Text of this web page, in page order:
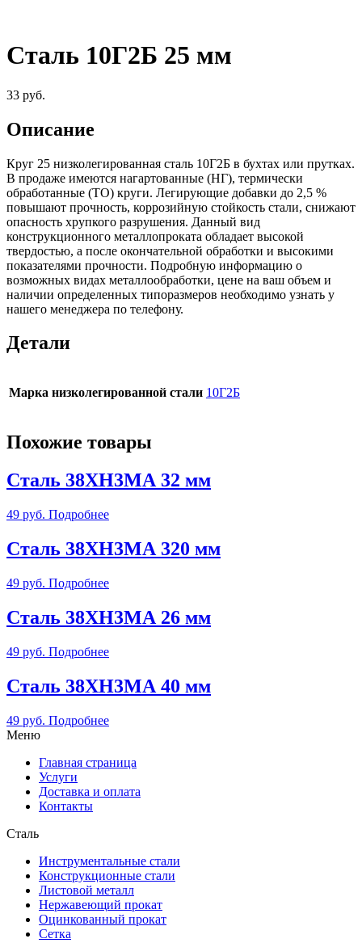
Сталь 10Г2Б 25 мм
33 руб.
Описание
Круг 25 низколегированная сталь 10Г2Б в бухтах или прутках.
В продаже имеются нагартованные (НГ), термически
обработанные (ТО) круги. Легирующие добавки до 2,5 %
повышают прочность, коррозийную стойкость стали, снижают
опасность хрупкого разрушения. Данный вид
конструкционного металлопроката обладает высокой
твердостью, а после окончательной обработки и высокими
показателями прочности. Подробную информацию о
возможных видах металлообработки, цене на ваш объем и
наличии определенных типоразмеров необходимо узнать у
нашего менеджера по телефону.
Детали
Марка низколегированной стали 10Г2Б
Похожие товары
Сталь 38ХН3МА 32 мм
49 руб. Подробнее
Сталь 38ХН3МА 320 мм
49 руб. Подробнее
Сталь 38ХН3МА 26 мм
49 руб. Подробнее
Сталь 38ХН3МА 40 мм
49 руб. Подробнее
Меню
Главная страница
Услуги
Доставка и оплата
Контакты
Сталь
Инструментальные стали
Конструкционные стали
Листовой металл
Нержавеющий прокат
Оцинкованный прокат
Сетка